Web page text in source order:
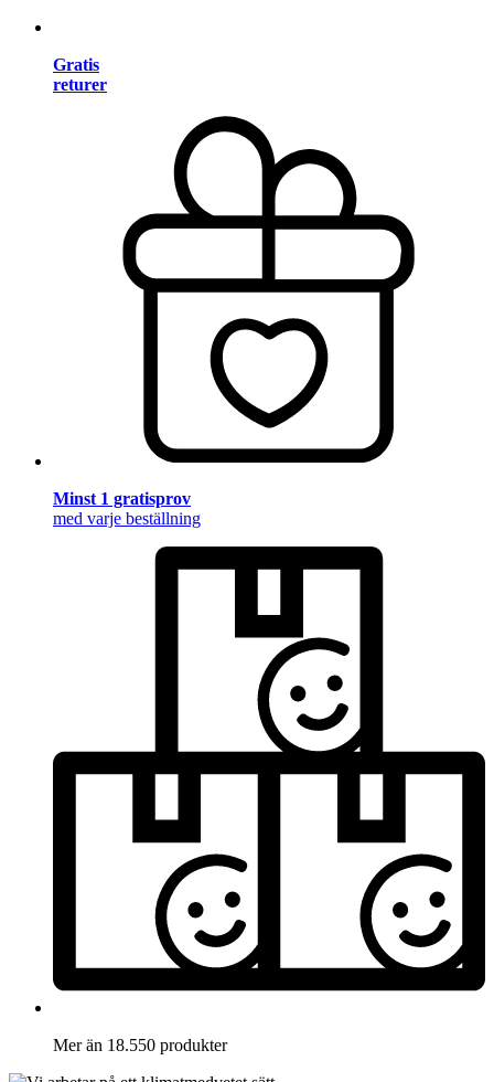
Gratis
returer
Minst 1 gratisprov
med varje beställning
Mer än 18.550 produkter